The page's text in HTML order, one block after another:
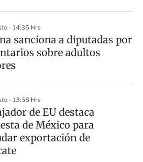
- 14:35 Hrs
sanciona a diputadas por
sobre adultos
- 13:58 Hrs
de EU destaca
de México para
exportación de